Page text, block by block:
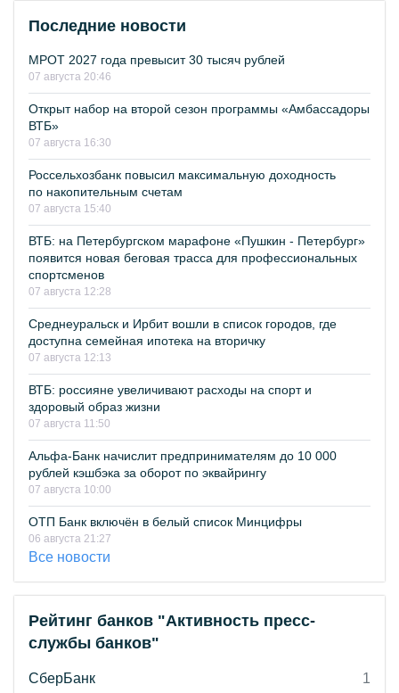
Последние новости
МРОТ 2027 года превысит 30 тысяч рублей
07 августа 20:46
Открыт набор на второй сезон программы «Амбассадоры
ВТБ»
07 августа 16:30
Россельхозбанк повысил максимальную доходность
по накопительным счетам
07 августа 15:40
ВТБ: на Петербургском марафоне «Пушкин - Петербург»
появится новая беговая трасса для профессиональных
спортсменов
07 августа 12:28
Среднеуральск и Ирбит вошли в список городов, где
доступна семейная ипотека на вторичку
07 августа 12:13
ВТБ: россияне увеличивают расходы на спорт и
здоровый образ жизни
07 августа 11:50
Альфа-Банк начислит предпринимателям до 10 000
рублей кэшбэка за оборот по эквайрингу
07 августа 10:00
ОТП Банк включён в белый список Минцифры
06 августа 21:27
Все новости
Рейтинг банков "Активность пресс-
службы банков"
СберБанк
1